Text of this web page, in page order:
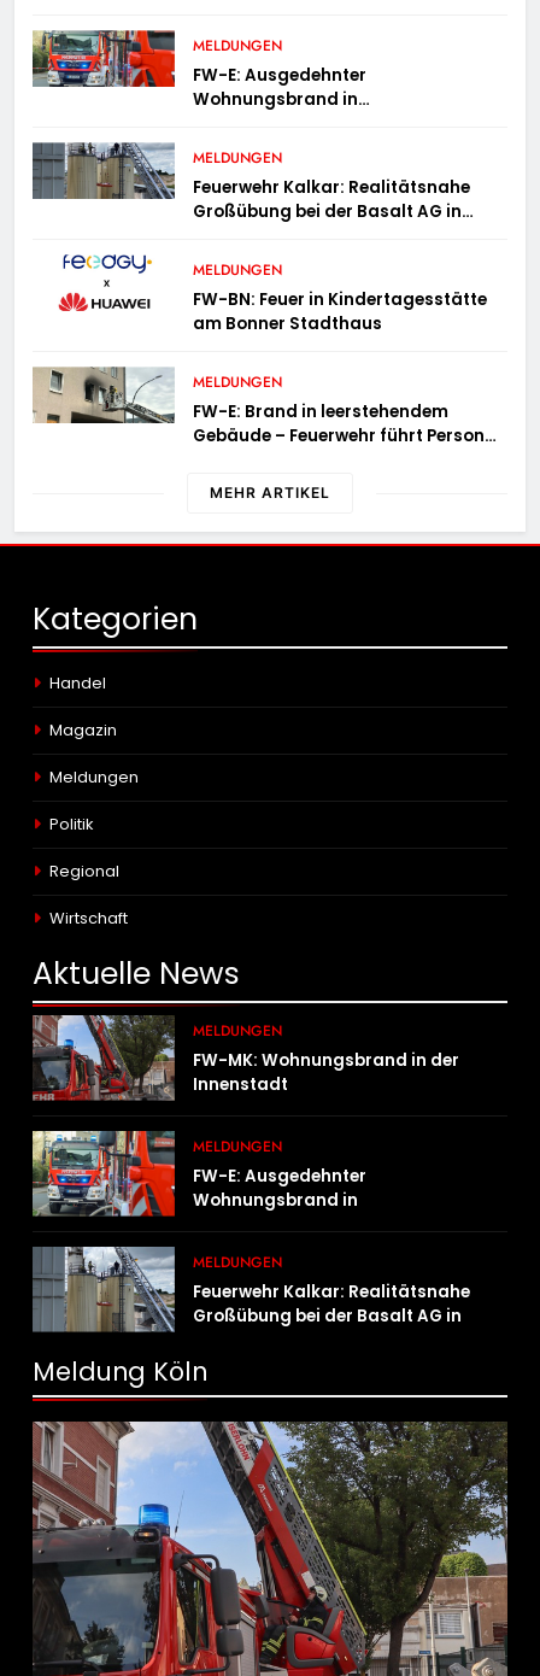
MELDUNGEN
FW-E: Ausgedehnter
Wohnungsbrand in
müssen untergebracht werden
MELDUNGEN
Feuerwehr Kalkar: Realitätsnahe
Großübung bei der Basalt AG in
Einsatzkräfte
MELDUNGEN
FW-BN: Feuer in Kindertagesstätte
am Bonner Stadthaus
MELDUNGEN
FW-E: Brand in leerstehendem
Gebäude – Feuerwehr führt Person
MEHR ARTIKEL
Kategorien
Handel
Magazin
Meldungen
Politik
Regional
Wirtschaft
Aktuelle News
MELDUNGEN
FW-MK: Wohnungsbrand in der
Innenstadt
MELDUNGEN
FW-E: Ausgedehnter
Wohnungsbrand in
MELDUNGEN
Feuerwehr Kalkar: Realitätsnahe
Großübung bei der Basalt AG in
Einsatzkräfte
Meldung Köln